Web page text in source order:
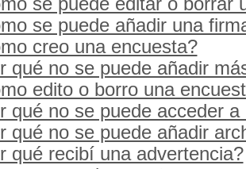
se puede añadir una
creo una encuesta?
qué no se puede añadir
edito o borro una
qué no se puede acceder a
qué no se puede añadir
qué recibí una advertencia?